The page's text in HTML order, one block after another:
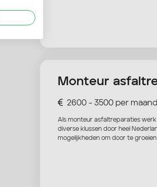
Monteur
2600 - 3500 per maand
Als monteur asfaltreparaties werk
diverse klussen door heel
mogelijkheden om door te